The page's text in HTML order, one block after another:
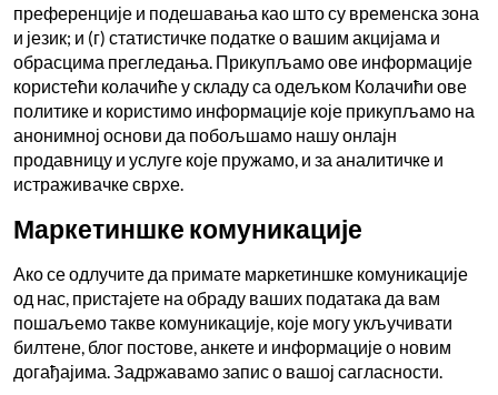
преференције и подешавања као што су временска зона
и језик; и (г) статистичке податке о вашим акцијама и
обрасцима прегледања. Прикупљамо ове информације
користећи колачиће у складу са одељком Колачићи ове
политике и користимо информације које прикупљамо на
анонимној основи да побољшамо нашу онлајн
продавницу и услуге које пружамо, и за аналитичке и
истраживачке сврхе.
Маркетиншке комуникације
Ако се одлучите да примате маркетиншке комуникације
од нас, пристајете на обраду ваших података да вам
пошаљемо такве комуникације, које могу укључивати
билтене, блог постове, анкете и информације о новим
догађајима. Задржавамо запис о вашој сагласности.